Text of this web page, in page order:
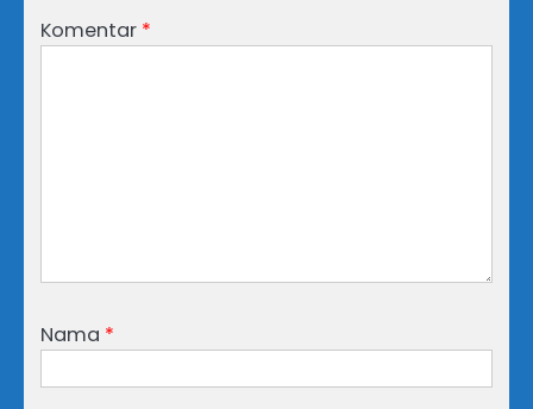
Komentar *
Nama *